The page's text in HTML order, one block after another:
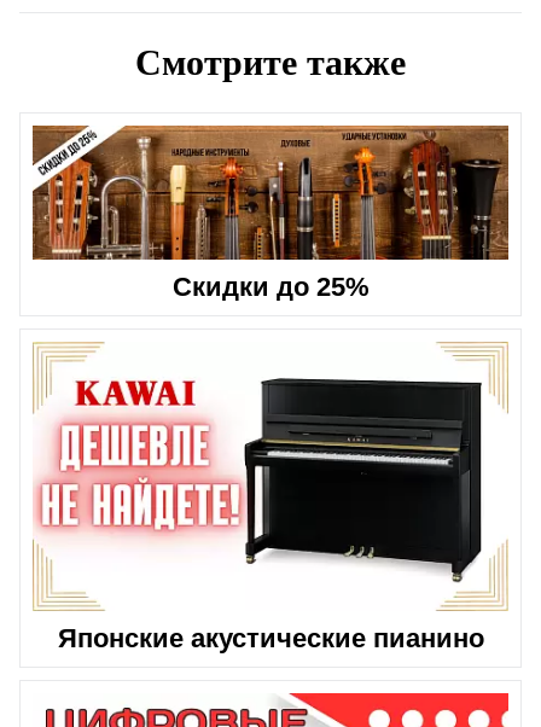
Смотрите также
Скидки до 25%
Японские акустические пианино